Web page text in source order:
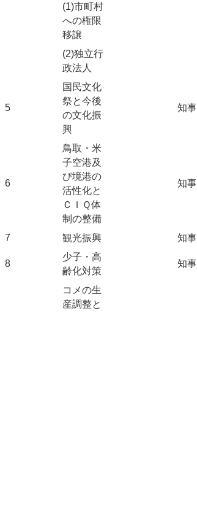
(1)市町村
への権限
移譲
(2)独立行
政法人
5
国民文化
祭と今後
の文化振
興
知事
6
鳥取・米
子空港及
び境港の
活性化と
ＣＩＱ体
制の整備
知事
7 観光振興 知事
8
少子・高
齢化対策
知事
コメの生
産調整と